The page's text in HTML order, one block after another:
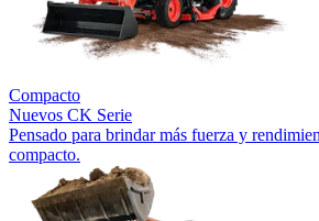
Compacto
Nuevos CK Serie
Pensado para brindar más fuerza y
compacto.